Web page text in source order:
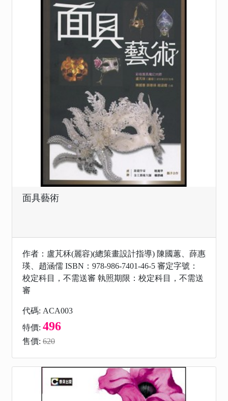
面具藝術
作者：盧芃秝(麗容)(總策畫設計指導) 陳國蕙、薛惠
瑛、趙涵儒 ISBN：978-986-7401-46-5 審定字號：
校定科目，不需送審 執照期限：校定科目，不需送
審
代碼: ACA003
特價: 496
售價: 620